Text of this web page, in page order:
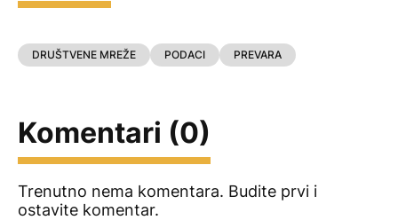
DRUŠTVENE MREŽE PODACI PREVARA
Komentari (0)
Trenutno nema komentara. Budite prvi i
ostavite komentar.